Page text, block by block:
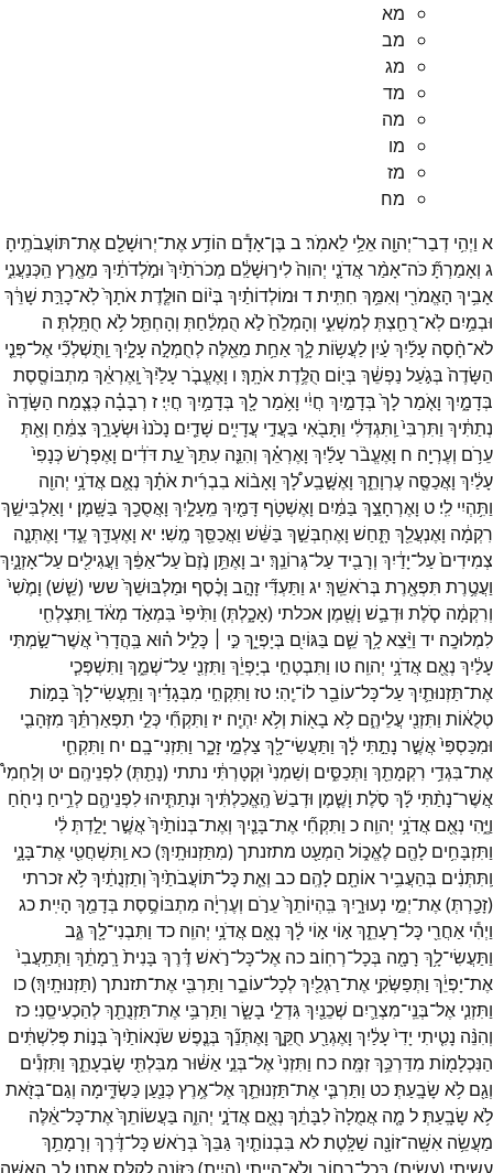
מא
מב
מג
מד
מה
מו
מז
מח
א וַיְהִ֥י דְבַר־יְהוָ֖ה אֵלַ֥י לֵאמֹֽר׃ ב בֶּן־אָדָ֕ם הוֹדַ֥עאֶת־יְרוּשָׁלִַ֖ם אֶת־תּוֹעֲבֹתֶֽיהָ׃
ג וְאָמַרְתָּ֞כֹּה־אָמַ֨ראֲדֹנָ֤י יְהוִה֙לִיר֣וּשָׁלִַ֔ם מְכֹרֹתַ֙יִךְ֙ וּמֹ֣לְדֹתַ֔יִךְ מֵאֶ֖רֶץ הַֽכְּנַעֲנִ֑י
אָבִ֥יךְ הָאֱמֹרִ֖י וְאִמֵּ֥ךְ חִתִּֽית׃ד וּמוֹלְדוֹתַ֗יִךְ בְּי֨וֹם הוּלֶּ֤דֶתאֹתָךְ֙לֹֽא־כָרַּ֣ת שָׁרֵּ֔ךְ
וּבְמַ֥יִם לֹֽא־רֻחַ֖צְתְּלְמִשְׁעִ֑י וְהָמְלֵ֙חַ֙לֹ֣א הֻמְלַ֔חַתְּ וְהָחְתֵּ֖ללֹ֥א חֻתָּֽלְתְּ׃ ה
לֹא־חָ֨סָה עָלַ֜יִךְעַ֗יִן לַעֲשׂ֥וֹתלָ֛ךְאַחַ֥ת מֵאֵ֖לֶּה לְחֻמְלָ֣ה עָלָ֑יִךְ וַֽתֻּשְׁלְכִ֞י אֶל־פְּנֵ֤י
הַשָּׂדֶה֙ בְּגֹ֣עַל נַפְשֵׁ֔ךְ בְּי֖וֹם הֻלֶּ֥דֶתאֹתָֽךְ׃ ו וָאֶעֱבֹ֤רעָלַ֙יִךְ֙ וָֽאֶרְאֵ֔ךְ מִתְבּוֹסֶ֖סֶת
בְּדָמָ֑יִךְ וָאֹ֤מַרלָךְ֙ בְּדָמַ֣יִךְ חֲיִ֔י וָאֹ֥מַרלָ֖ךְ בְּדָמַ֥יִךְ חֲיִֽי׃ ז רְבָבָ֗ה כְּצֶ֤מַח הַשָּׂדֶה֙
נְתַתִּ֔יךְ וַתִּרְבִּי֙ וַֽתִּגְדְּלִ֔י וַתָּבֹ֖אִי בַּעֲדִ֣י עֲדָיִ֑ים שָׁדַ֤יִם נָכֹ֙נוּ֙ וּשְׂעָרֵ֣ךְ צִמֵּ֔חַ וְאַ֖תְּ
עֵרֹ֥ם וְעֶרְיָֽה׃ ח וָאֶעֱבֹ֨רעָלַ֜יִךְ וָאֶרְאֵ֗ךְ וְהִנֵּ֤ה עִתֵּךְ֙עֵ֣תדֹּדִ֔ים וָאֶפְרֹ֤שׂכְּנָפִי֙
עָלַ֔יִךְ וָאֲכַסֶּ֖ה עֶרְוָתֵ֑ךְ וָאֶשָּׁ֣בַֽעלָ֠ךְ וָאָב֨וֹא בִבְרִ֜יתאֹתָ֗ךְ נְאֻ֛ם אֲדֹנָ֥י יְהוִ֖ה
וַתִּ֥הְיִי לִֽי׃ ט וָאֶרְחָצֵ֣ךְ בַּמַּ֔יִם וָאֶשְׁטֹ֥ף דָּמַ֖יִךְ מֵֽעָלָ֑יִךְ וָאֲסֻכֵ֖ךְ בַּשָּֽׁמֶן׃ י וָאַלְבִּישֵׁ֣ךְ
רִקְמָ֔ה וָאֶנְעֲלֵ֖ךְ תָּ֑חַשׁ וָאֶחְבְּשֵׁ֣ךְ בַּשֵּׁ֔שׁ וַאֲכַסֵּ֖ךְ מֶֽשִׁי׃ יא וָאֶעְדֵּ֖ךְעֶ֑דִי וָאֶתְּנָ֤ה
צְמִידִים֙עַל־יָדַ֔יִךְ וְרָבִ֖ידעַל־גְּרוֹנֵֽךְ׃ יב וָאֶתֵּ֥ן נֶ֙זֶם֙עַל־אַפֵּ֔ךְ וַעֲגִילִ֖ים עַל־אָזְנָ֑יִךְ
וַעֲטֶ֥רֶת תִּפְאֶ֖רֶת בְּרֹאשֵֽׁךְ׃ יג וַתַּעְדִּ֞י זָהָ֣ב וָכֶ֗סֶף וּמַלְבּוּשֵׁךְ֙ ששי (שֵׁ֤שׁ) וָמֶ֙שִׁי֙
וְרִקְמָ֔ה סֹ֧לֶת וּדְבַ֛שׁ וָשֶׁ֖מֶן אכלתי (אָכָ֑לְתְּ) וַתִּ֙יפִי֙ בִּמְאֹ֣ד מְאֹ֔ד וַֽתִּצְלְחִ֖י
לִמְלוּכָֽה׃ יד וַיֵּ֨צֵאלָ֥ךְ שֵׁ֛ם בַּגּוֹיִ֖ם בְּיָפְיֵ֑ךְכִּ֣י ׀ כָּלִ֣יל ה֗וּא בַּֽהֲדָרִי֙אֲשֶׁר־שַׂ֣מְתִּי
עָלַ֔יִךְ נְאֻ֖ם אֲדֹנָ֥י יְהוִֽה׃ טו וַתִּבְטְחִ֣י בְיָפְיֵ֔ךְ וַתִּזְנִ֖י עַל־שְׁמֵ֑ךְ וַתִּשְׁפְּכִ֧י
אֶת־תַּזְנוּתַ֛יִךְעַל־כָּל־עוֹבֵ֖רלוֹ־יֶֽהִי׃ טז וַתִּקְחִ֣י מִבְּגָדַ֗יִךְ וַתַּֽעֲשִׂי־לָךְ֙ בָּמ֣וֹת
טְלֻא֔וֹת וַתִּזְנִ֖י עֲלֵיהֶ֑ם לֹ֥א בָא֖וֹת וְלֹ֥א יִהְיֶֽה׃ יז וַתִּקְחִ֞י כְּלֵ֣י תִפְאַרְתֵּ֗ךְ מִזְּהָבִ֤י
וּמִכַּסְפִּי֙אֲשֶׁ֣ר נָתַ֣תִּי לָ֔ךְ וַתַּעֲשִׂי־לָ֖ךְ צַלְמֵ֣י זָכָ֑ר וַתִּזְנִי־בָֽם׃ יח וַתִּקְחִ֛י
אֶת־בִּגְדֵ֥י רִקְמָתֵ֖ךְ וַתְּכַסִּ֑ים וְשַׁמְנִי֙ וּקְטָרְתִּ֔י נתתי (נָתַ֖תְּ)לִפְנֵיהֶֽם׃ יט וְלַחְמִי֩
אֲשֶׁר־נָתַ֨תִּי לָ֜ךְ סֹ֣לֶת וָשֶׁ֤מֶן וּדְבַשׁ֙ הֶֽאֱכַלְתִּ֔יךְ וּנְתַתִּ֧יהוּלִפְנֵיהֶ֛ם לְרֵ֥יחַ נִיחֹ֖חַ
וַיֶּ֑הִי נְאֻ֖ם אֲדֹנָ֥י יְהוִֽה׃ כ וַתִּקְחִ֞י אֶת־בָּנַ֤יִךְ וְאֶת־בְּנוֹתַ֙יִךְ֙אֲשֶׁ֣ר יָלַ֣דְתְּלִ֔י
וַתִּזְבָּחִ֥ים לָהֶ֖ם לֶאֱכ֑וֹל הַמְעַ֖ט מתזנתך(מִתַּזְנוּתָֽיִךְ׃)כא וַֽתִּשְׁחֲטִ֖י אֶת־בָּנָ֑י
וַֽתִּתְּנִ֔ים בְּהַעֲבִ֥יראוֹתָ֖ם לָהֶֽם׃ כב וְאֵ֤תכָּל־תּוֹעֲבֹתַ֙יִךְ֙ וְתַזְנֻתַ֔יִךְלֹ֥אזכרתי
(זָכַ֖רְתְּ)אֶת־יְמֵ֣י נְעוּרָ֑יִךְ בִּֽהְיוֹתֵךְ֙עֵרֹ֣ם וְעֶרְיָ֔ה מִתְבּוֹסֶ֥סֶת בְּדָמֵ֖ךְ הָיִֽית׃כג
וַיְהִ֕י אַחֲרֵ֖י כָּל־רָעָתֵ֑ךְא֣וֹי א֣וֹי לָ֔ךְ נְאֻ֖ם אֲדֹנָ֥י יְהוִֽה׃ כד וַתִּבְנִי־לָ֖ךְגֶּ֑ב
וַתַּעֲשִׂי־לָ֥ךְ רָמָ֖ה בְּכָל־רְחֽוֹב׃כה אֶל־כָּל־רֹ֣אשׁדֶּ֗רֶךְ בָּנִית֙ רָֽמָתֵ֔ךְ וַתְּתַֽעֲבִי֙
אֶת־יָפְיֵ֔ךְ וַתְּפַשְּׂקִ֥י אֶת־רַגְלַ֖יִךְלְכָל־עוֹבֵ֑ר וַתַּרְבִּ֖י אֶת־תזנתך(תַּזְנוּתָֽיִךְ׃)כו
וַתִּזְנִ֧י אֶל־בְּנֵֽי־מִצְרַ֛יִם שְׁכֵנַ֖יִךְגִּדְלֵ֣י בָשָׂ֑ר וַתַּרְבִּ֥י אֶת־תַּזְנֻתֵ֖ךְלְהַכְעִיסֵֽנִי׃ כז
וְהִנֵּ֨ה נָטִ֤יתִי יָדִי֙עָלַ֔יִךְ וָאֶגְרַ֖ע חֻקֵּ֑ךְ וָאֶתְּנֵ֞ךְ בְּנֶ֤פֶשׁ שֹׂנְאוֹתַ֙יִךְ֙ בְּנ֣וֹת פְּלִשְׁתִּ֔ים
הַנִּכְלָמ֖וֹת מִדַּרְכֵּ֥ךְזִמָּֽה׃ כח וַתִּזְנִי֙אֶל־בְּנֵ֣י אַשּׁ֔וּר מִבִּלְתִּ֖י שָׂבְעָתֵ֑ךְ וַתִּזְנִ֕ים
וְגַ֖ם לֹ֥א שָׂבָֽעַתְּ׃כט וַתַּרְבִּ֧י אֶת־תַּזְנוּתֵ֛ךְאֶל־אֶ֥רֶץכְּנַ֖עַן כַּשְׂדִּ֑ימָה וְגַם־בְּזֹ֖את
לֹ֥א שָׂבָֽעַתְּ׃ל מָ֤ה אֲמֻלָה֙לִבָּתֵ֔ךְ נְאֻ֖ם אֲדֹנָ֣י יְהוִ֑ה בַּעֲשׂוֹתֵךְ֙אֶת־כָּל־אֵ֔לֶּה
מַעֲשֵׂ֥ה אִשָּֽׁה־זוֹנָ֖ה שַׁלָּֽטֶת׃לא בִּבְנוֹתַ֤יִךְגַּבֵּךְ֙ בְּרֹ֣אשׁכָּל־דֶּ֔רֶךְ וְרָמָתֵ֥ךְ